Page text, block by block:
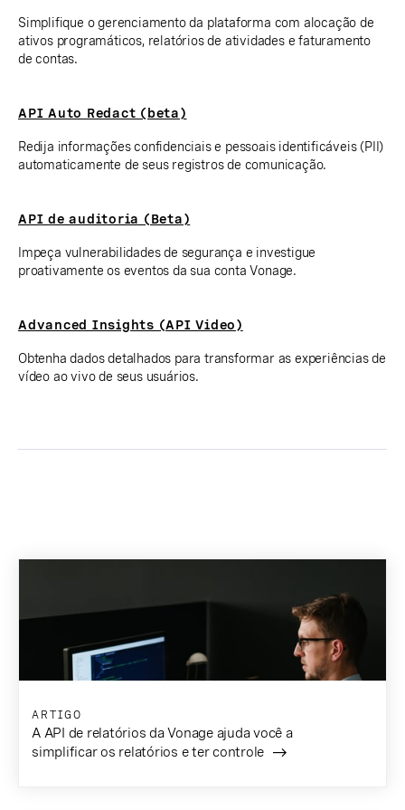
Simplifique o gerenciamento da plataforma com alocação de
ativos programáticos, relatórios de atividades e faturamento
de contas.
API Auto Redact (beta)
Redija informações confidenciais e pessoais identificáveis (PII)
automaticamente de seus registros de comunicação.
API de auditoria (Beta)
Impeça vulnerabilidades de segurança e investigue
proativamente os eventos da sua conta Vonage.
Advanced Insights (API Video)
Obtenha dados detalhados para transformar as experiências de
vídeo ao vivo de seus usuários.
ARTIGO
A API de relatórios da Vonage ajuda você a
simplificar os relatórios e ter controle